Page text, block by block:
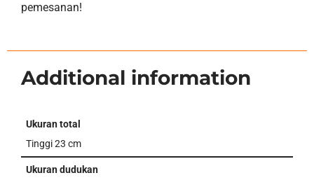
pemesanan!
Additional information
Ukuran total
Tinggi 23 cm
Ukuran dudukan